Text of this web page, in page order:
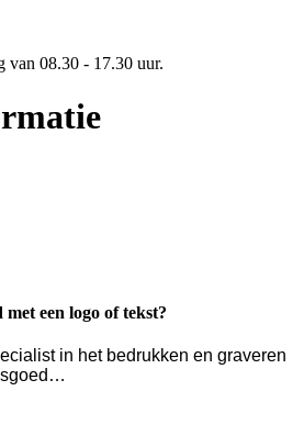
van 08.30 - 17.30 uur.
met een logo of tekst?
in het bedrukken en graveren